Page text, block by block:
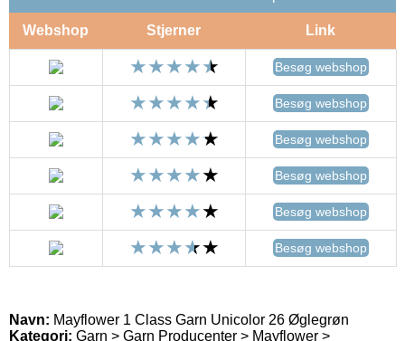
Webshop Stjerner Link
Besøg webshop
Besøg webshop
Besøg webshop
Besøg webshop
Besøg webshop
Besøg webshop
Navn: Mayflower 1 Class Garn Unicolor 26 Øglegrøn
Kategori: Garn > Garn Producenter > Mayflower >